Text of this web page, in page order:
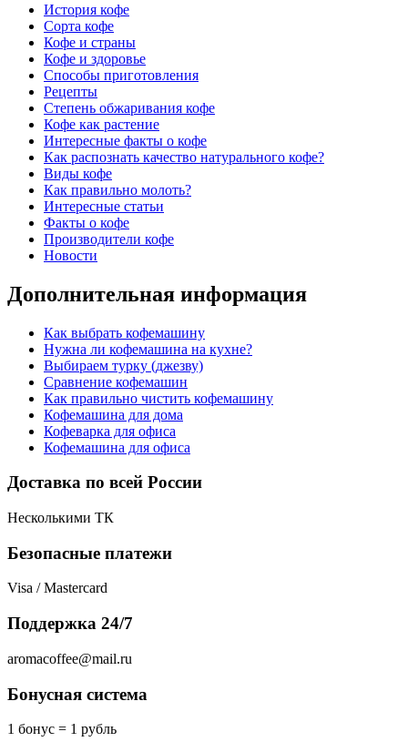
История кофе
Сорта кофе
Кофе и страны
Кофе и здоровье
Способы приготовления
Рецепты
Степень обжаривания кофе
Кофе как растение
Интересные факты о кофе
Как распознать качество натурального кофе?
Виды кофе
Как правильно молоть?
Интересные статьи
Факты о кофе
Производители кофе
Новости
Дополнительная информация
Как выбрать кофемашину
Нужна ли кофемашина на кухне?
Выбираем турку (джезву)
Сравнение кофемашин
Как правильно чистить кофемашину
Кофемашина для дома
Кофеварка для офиса
Кофемашина для офиса
Доставка по всей России
Несколькими ТК
Безопасные платежи
Visa / Mastercard
Поддержка 24/7
aromacoffee@mail.ru
Бонусная система
1 бонус = 1 рубль